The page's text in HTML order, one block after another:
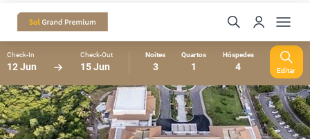
Check-In
12 Jun
Check-Out
15 Jun
Noites
3
Quartos
1
Hóspedes
4 Editar